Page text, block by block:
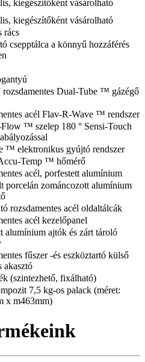
kiegészítőként vásárolható
kiegészítőként vásárolható
rács
csepptálca a könnyű hozzáférés
rozsdamentes Dual-Tube ™ gázégő
acél Flav-R-Wave ™ rendszer
™ szelep 180 ° Sensi-Touch
™ elektronikus gyújtó rendszer
Temp ™ hőmérő
acél, porfestett alumínium
porcelán zománcozott alumínium
rozsdamentes acél oldaltálcák
acél kezelőpanel
alumínium ajtók és zárt tároló
fűszer -és eszköztartó külső
akasztó
(szintezhető, fixálható)
7,5 kg-os palack (méret:
x m463mm)